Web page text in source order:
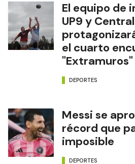
El equipo de
UP9 y Central
el cuarto
"Extramuros"
DEPORTES
Messi se
récord que
imposible
DEPORTES